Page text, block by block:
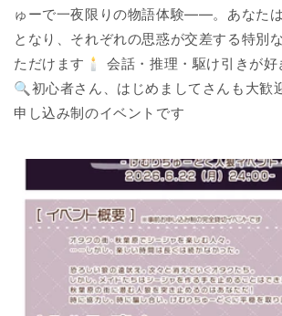
ゅーで一夜限りの物語体験——。あなた
となり、それぞれの思惑が交差する特別
ただけます🕯️ 会話・推理・駆け引きが好
🔍初心者さん、はじめましてさんも大歓
申し込み制のイベントです